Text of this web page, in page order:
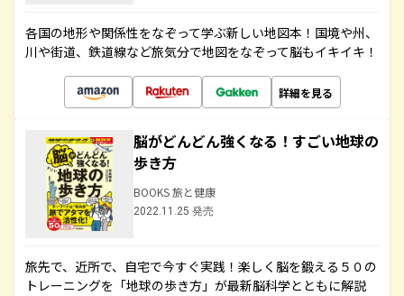
各国の地形や関係性をなぞって学ぶ新しい地図本！国境や州、
川や街道、鉄道線など旅気分で地図をなぞって脳もイキイキ！
詳細を見る
脳がどんどん強くなる！すごい地球の
歩き方
BOOKS 旅と健康
2022.11.25 発売
旅先で、近所で、自宅で今すぐ実践！楽しく脳を鍛える５０の
トレーニングを「地球の歩き方」が最新脳科学とともに解説